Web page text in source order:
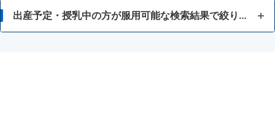
胸焼け
はきけ・むかつき
15歳未満 出産予定・授乳中の方が服用可能な検索結果で絞り込む